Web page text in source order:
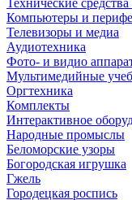
Технические
Компьютеры и
Телевизоры и медиа
Аудиотехника
Фото- и видио
Мультимедийные
Оргтехника
Комплекты
Интерактивное
Народные промыслы
Беломорские узоры
Богородская игрушка
Гжель
Городецкая роспись